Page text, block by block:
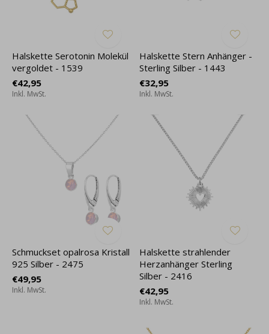
Halskette Serotonin Molekül
vergoldet - 1539
€42,95
Inkl. MwSt.
Halskette Stern Anhänger -
Sterling Silber - 1443
€32,95
Inkl. MwSt.
Schmuckset opalrosa Kristall
925 Silber - 2475
€49,95
Inkl. MwSt.
Halskette strahlender
Herzanhänger Sterling
Silber - 2416
€42,95
Inkl. MwSt.